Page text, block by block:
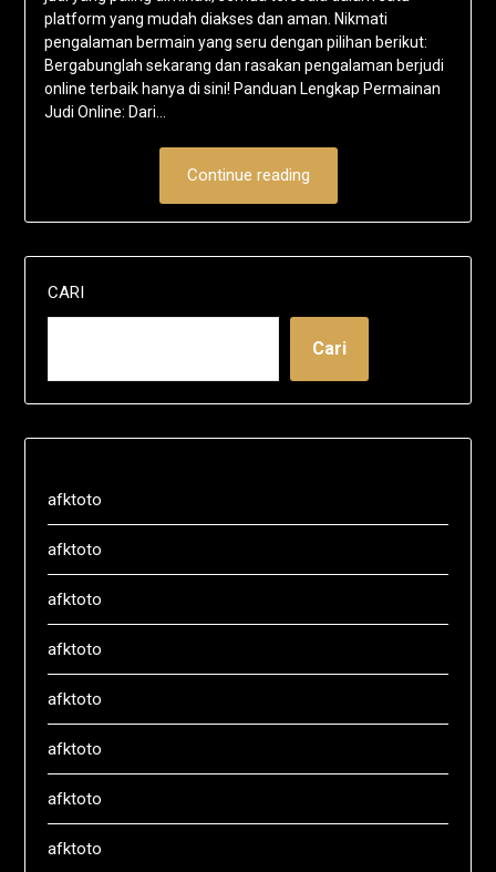
platform yang mudah diakses dan aman. Nikmati
pengalaman bermain yang seru dengan pilihan berikut:
Bergabunglah sekarang dan rasakan pengalaman berjudi
online terbaik hanya di sini! Panduan Lengkap Permainan
Judi Online: Dari…
Continue reading
CARI
Cari
afktoto
afktoto
afktoto
afktoto
afktoto
afktoto
afktoto
afktoto